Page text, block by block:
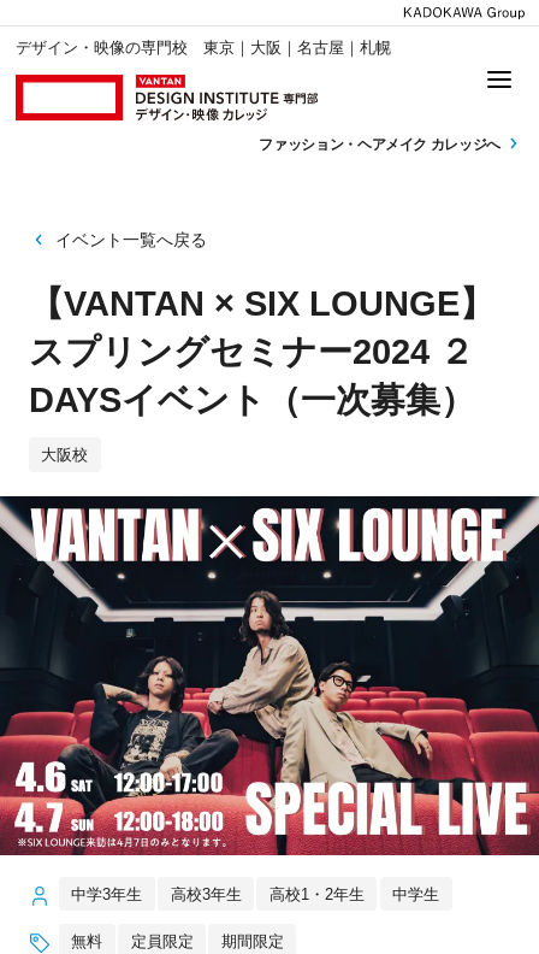
デザイン・映像の専門校 東京｜大阪｜名古屋｜札幌
ファッション・ ヘアメイク カレッジへ
イベント一覧へ戻る
【VANTAN × SIX LOUNGE】
スプリングセミナー2024 ２
DAYSイベント（一次募集）
大阪校
中学3年生 高校3年生 高校1・2年生 中学生
無料 定員限定 期間限定